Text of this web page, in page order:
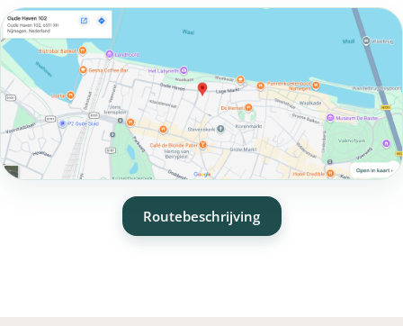
Routebeschrijving